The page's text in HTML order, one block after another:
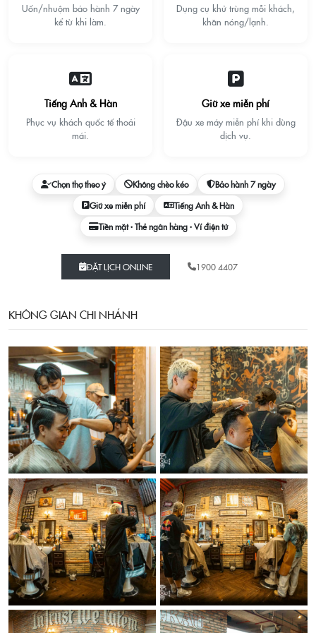
Uốn/nhuộm bảo hành 7 ngày
kể từ khi làm.
Dụng cụ khử trùng mỗi khách,
khăn nóng/lạnh.
Tiếng Anh & Hàn
Phục vụ khách quốc tế thoải
mái.
Giữ xe miễn phí
Đậu xe máy miễn phí khi dùng
dịch vụ.
Chọn thợ theo ý Không chèo kéo
Bảo hành 7 ngày
Giữ xe miễn phí
Tiếng Anh & Hàn
Tiền mặt · Thẻ ngân hàng · Ví điện tử
ĐẶT LỊCH ONLINE 1900 4407
KHÔNG GIAN CHI NHÁNH